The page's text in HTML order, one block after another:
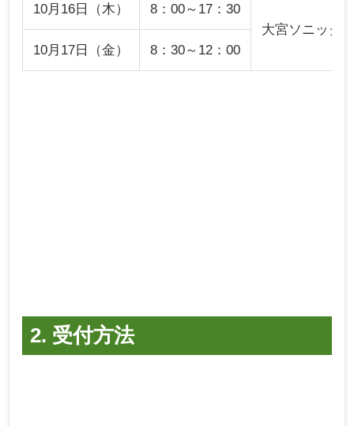
10月16日（木）
8：00～17：30
大宮ソニック
10月17日（金）
8：30～12：00
2. 受付方法